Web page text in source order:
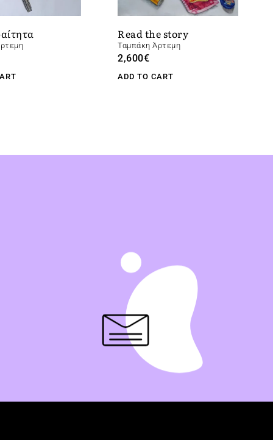
Read the story
Ταμπάκη Άρτεμη
2,600€
ADD TO CART